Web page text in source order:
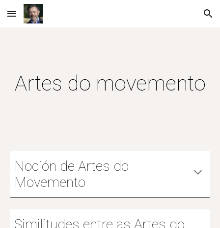
Skip to main content Skip to navigation
Artes do movemento
Noción de Artes do
Movemento
Similitudes entre as Artes do